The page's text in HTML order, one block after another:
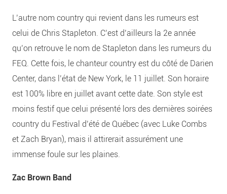
L’autre nom country qui revient dans les rumeurs est
celui de Chris Stapleton. C’est d’ailleurs la 2e année
qu’on retrouve le nom de Stapleton dans les rumeurs du
FEQ. Cette fois, le chanteur country est du côté de Darien
Center, dans l’état de New York, le 11 juillet. Son horaire
est 100% libre en juillet avant cette date. Son style est
moins festif que celui présenté lors des dernières soirées
country du Festival d’été de Québec (avec Luke Combs
et Zach Bryan), mais il attirerait assurément une
immense foule sur les plaines.
Zac Brown Band